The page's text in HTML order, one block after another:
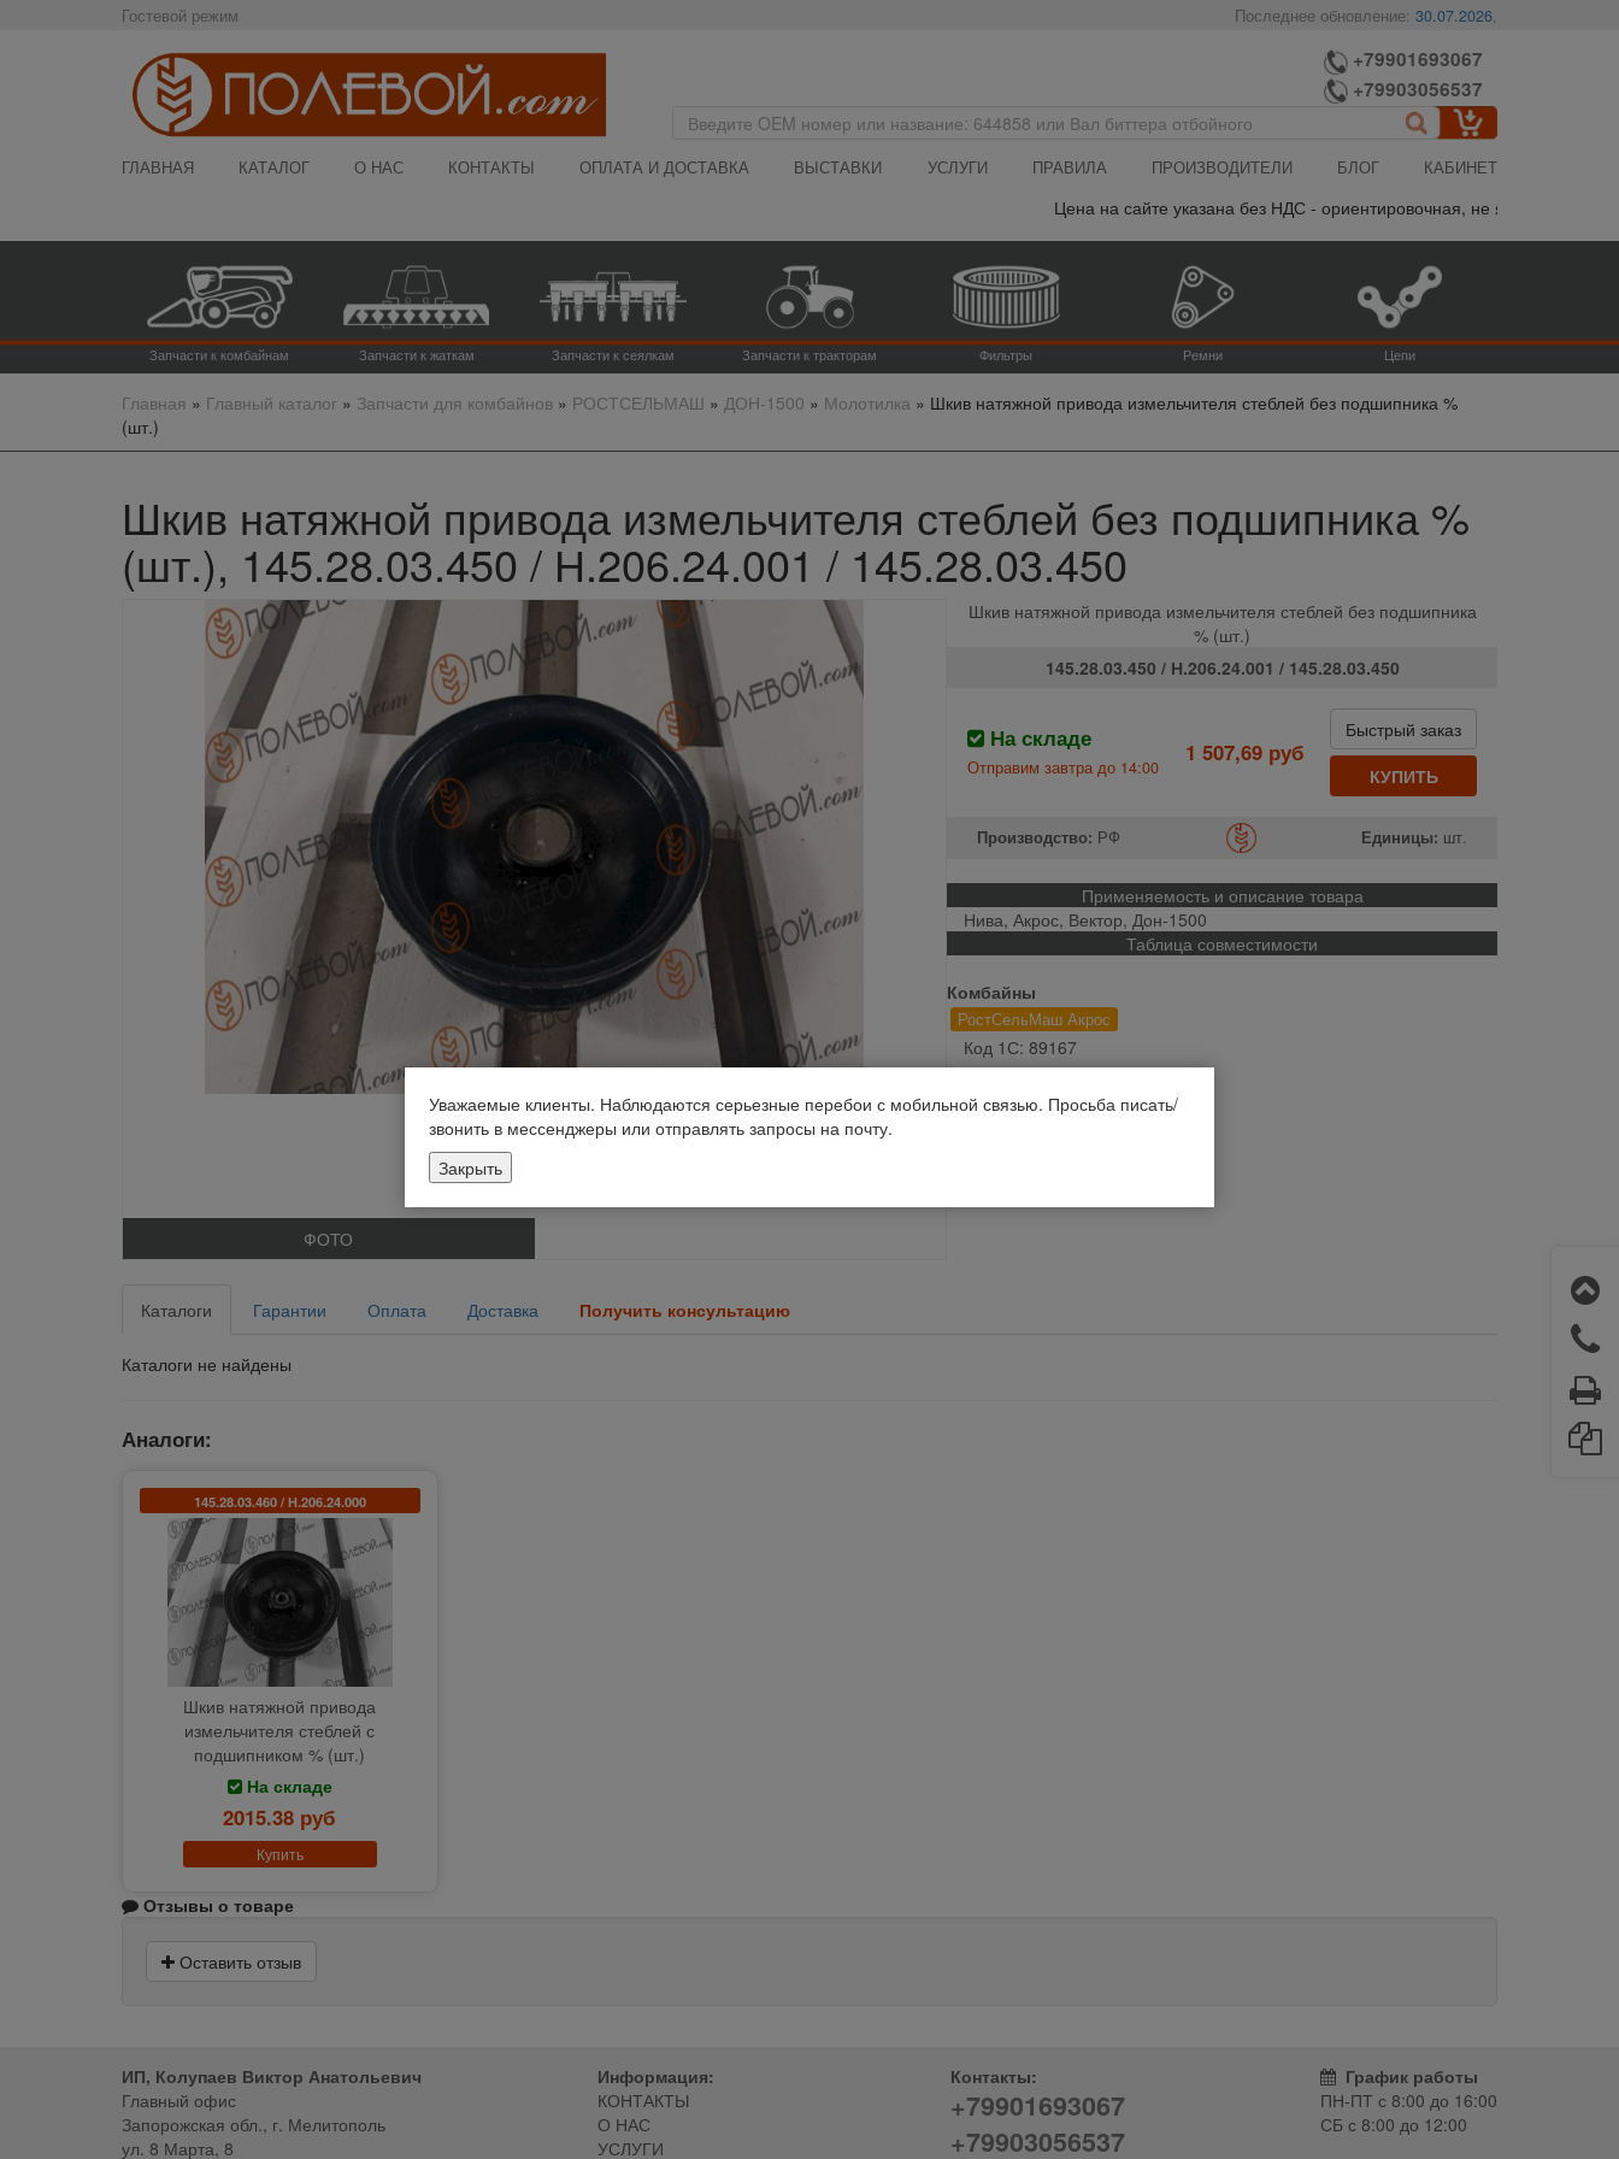
Гостевой режим Последнее обновление:30.07.2026,
+79901693067
+79903056537
ГЛАВНАЯ КАТАЛОГ О НАС КОНТАКТЫ ОПЛАТА И ДОСТАВКА ВЫСТАВКИ УСЛУГИ ПРАВИЛА ПРОИЗВОДИТЕЛИ БЛОГ КАБИНЕТ
Цена на сайте указана без НДС - ориентировочная, не является
Запчасти к комбайнам Запчасти к жаткам Запчасти к сеялкам Запчасти к тракторам Фильтры Ремни Цепи
Главная » Главный каталог» Запчасти для комбайнов» РОСТСЕЛЬМАШ » ДОН-1500 » Молотилка» Шкив натяжной привода измельчителя стеблей без подшипника %
(шт.)
Шкив натяжной привода измельчителя стеблей без подшипника %
(шт.), 145.28.03.450 / Н.206.24.001 / 145.28.03.450
ФОТО
Шкив натяжной привода измельчителя стеблей без подшипника
% (шт.)
145.28.03.450 / Н.206.24.001 / 145.28.03.450
На складе
Отправим завтра до 14:00
1 507,69 руб
Быстрый заказ
КУПИТЬ
Производство: РФ Единицы: шт.
Применяемость и описание товара
Нива, Акрос, Вектор, Дон-1500
Таблица совместимости
Комбайны
РостСельМаш Акрос
Код 1С: 89167
Каталоги Гарантии Оплата Доставка Получить консультацию
Каталоги не найдены
Аналоги:
145.28.03.460 / Н.206.24.000
Шкив натяжной привода
измельчителя стеблей с
подшипником % (шт.)
На складе
2015.38 руб
Купить
Отзывы о товаре
Оставить отзыв
ИП, Колупаев Виктор Анатольевич
Главный офис
Запорожская обл., г. Мелитополь
ул. 8 Марта, 8
Информация:
КОНТАКТЫ
О НАС
УСЛУГИ
Контакты:
+79901693067
+79903056537
График работы
ПН-ПТ с8:00 до 16:00
СБ с8:00 до 12:00
Уважаемые клиенты. Наблюдаются серьезные перебои с мобильной связью. Просьба писать/
звонить в мессенджеры или отправлять запросы на почту.
Закрыть